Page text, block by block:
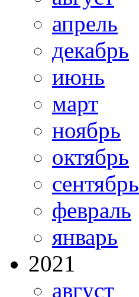
апрель
декабрь
июнь
март
ноябрь
октябрь
сентябрь
февраль
январь
2021
август